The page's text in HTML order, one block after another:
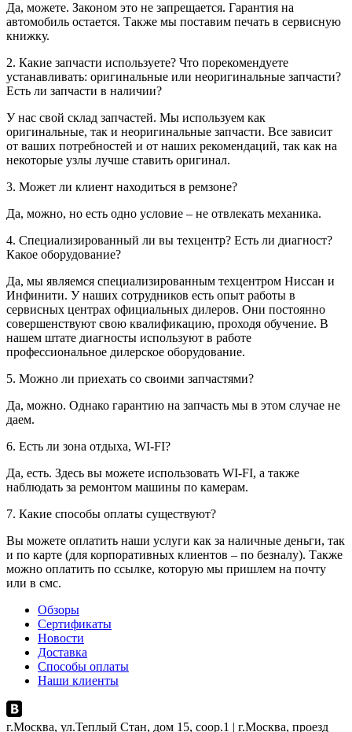
Да, можете. Законом это не запрещается. Гарантия на
автомобиль остается. Также мы поставим печать в сервисную
книжку.
2. Какие запчасти используете? Что порекомендуете
устанавливать: оригинальные или неоригинальные запчасти?
Есть ли запчасти в наличии?
У нас свой склад запчастей. Мы используем как
оригинальные, так и неоригинальные запчасти. Все зависит
от ваших потребностей и от наших рекомендаций, так как на
некоторые узлы лучше ставить оригинал.
3. Может ли клиент находиться в ремзоне?
Да, можно, но есть одно условие – не отвлекать механика.
4. Специализированный ли вы техцентр? Есть ли диагност?
Какое оборудование?
Да, мы являемся специализированным техцентром Ниссан и
Инфинити. У наших сотрудников есть опыт работы в
сервисных центрах официальных дилеров. Они постоянно
совершенствуют свою квалификацию, проходя обучение. В
нашем штате диагносты используют в работе
профессиональное дилерское оборудование.
5. Можно ли приехать со своими запчастями?
Да, можно. Однако гарантию на запчасть мы в этом случае не
даем.
6. Есть ли зона отдыха, WI-FI?
Да, есть. Здесь вы можете использовать WI-FI, а также
наблюдать за ремонтом машины по камерам.
7. Какие способы оплаты существуют?
Вы можете оплатить наши услуги как за наличные деньги, так
и по карте (для корпоративных клиентов – по безналу). Также
можно оплатить по ссылке, которую мы пришлем на почту
или в смс.
Обзоры
Сертификаты
Новости
Доставка
Способы оплаты
Наши клиенты
г.Москва, ул.Теплый Стан, дом 15, соор.1 | г.Москва, проезд